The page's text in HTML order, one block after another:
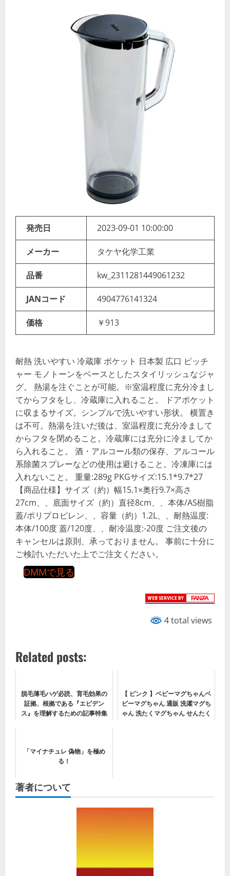
発売日 2023-09-01 10:00:00
メーカー タケヤ化学工業
品番 kw_2311281449061232
JANコード 4904776141324
価格 ￥913
耐熱 洗いやすい 冷蔵庫 ポケット 日本製 広口 ピッチ
ャー モノトーンをベースとしたスタイリッシュなジャ
グ。 熱湯を注ぐことが可能。※室温程度に充分冷まし
てからフタをし、冷蔵庫に入れること。 ドアポケット
に収まるサイズ。シンプルで洗いやすい形状。 横置き
は不可。熱湯を注いだ後は、室温程度に充分冷まして
からフタを閉めること。冷蔵庫には充分に冷ましてか
ら入れること。 酒・アルコール類の保存、アルコール
系除菌スプレーなどの使用は避けること。冷凍庫には
入れないこと。 重量:289g PKGサイズ:15.1*9.7*27
【商品仕様】サイズ（約）幅15.1×奥行9.7×高さ
27cm、、底面サイズ（約）直径8cm、、本体/AS樹脂
蓋/ポリプロピレン、、容量（約）1.2L、、耐熱温度:
本体/100度 蓋/120度、、耐冷温度:-20度 ご注文後の
キャンセルは原則、承っておりません。 事前に十分に
ご検討いただいた上でご注文ください。
DMMで見る
4 total views
Related posts:
脱毛薄毛ハゲ必読、育毛効果の
証拠、根拠である『エビデン
ス』を理解するための記事特集
【 ピンク 】ベビーマグちゃんベ
ビーマグちゃん 通販 洗濯マグち
ゃん 洗たくマグちゃん せんたく
「マイナチュレ 偽物」を極め
る！
著者について